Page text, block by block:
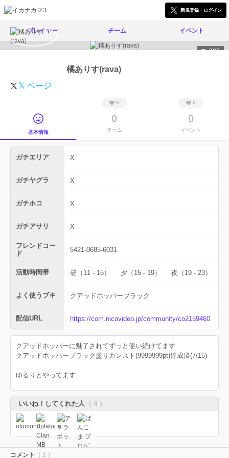
新規登録・ログイン
プレイヤー チーム イベント
309
橘ありす(rava)
𝕏 ページ
基本情報
0
0
チーム
0
0
イベント
ガチエリア X
ガチヤグラ X
ガチホコ X
ガチアサリ X
フレンドコー
ド
5421-0685-6031
活動時間帯 昼（11 - 15） 夕（15 - 19） 夜（19 - 23）
よく使うブキ クアッドホッパーブラック
配信URL https://com.nicovideo.jp/community/co2159460
クアッドホッパーに魅了されてずっと使い続けてます
クアッドホッパーブラック塗りカンスト(9999999pt)達成済(7/15)
ゆるりとやってます
いいね！してくれた人 （ 4 ）
コメント （ 1 ）